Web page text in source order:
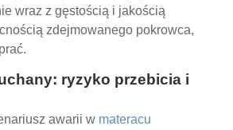
wraz z gęstością i jakością
zdejmowanego pokrowca,
ryzyko przebicia i
awarii w materacu